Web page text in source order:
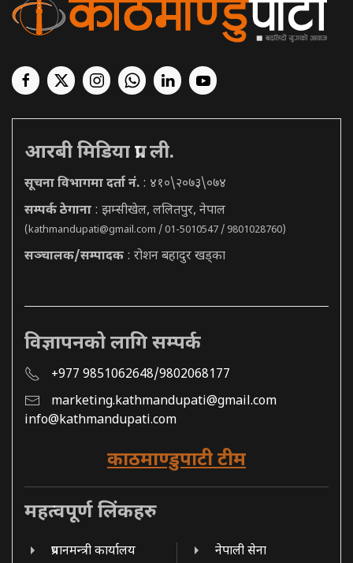
आरबी मिडिया प्रा. ली.
सूचना विभागमा दर्ता नं. : ४१०\२०७३\०७४
सम्पर्क ठेगाना : झम्सीखेल, ललितपुर, नेपाल
(kathmandupati@gmail.com / 01-5010547 / 9801028760)
सञ्चालक/सम्पादक : रोशन बहादुर खड्का
विज्ञापनको लागि सम्पर्क
+977 9851062648/9802068177
marketing.kathmandupati@gmail.com
info@kathmandupati.com
काठमाण्डुपाटी टीम
महत्वपूर्ण लिंकहरु
प्रधानमन्त्री कार्यालय नेपाली सेना